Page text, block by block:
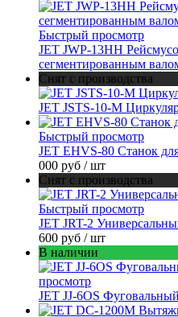
Быстрый просмотр
JET JWP-13HH
сегментированным
Снят с производства
JET JSTS-10-M
Быстрый просмотр
JET EHVS-80 Станок
000 руб / шт
Снят с производства
Быстрый просмотр
JET JRT-2
600 руб / шт
В наличии
просмотр
JET JJ-6OS